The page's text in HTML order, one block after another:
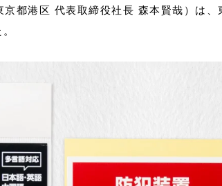
都港区 代表取締役社長 森本賢哉）は